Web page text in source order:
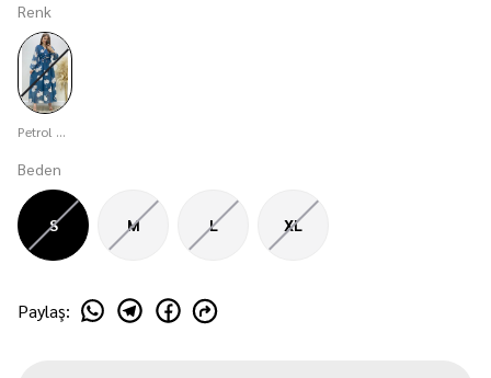
Renk
Petrol Mavisi
Beden
S M L XL
Paylaş: